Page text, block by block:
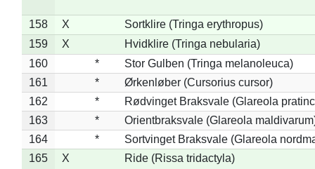
158 X
Sortklire (Tringa erythropus)
159
X
Hvidklire (Tringa nebularia)
160
*
Stor Gulben (Tringa melanoleuca)
161
*
Ørkenløber (Cursorius cursor)
162
*
Rødvinget Braksvale (Glareola
163
*
Orientbraksvale (Glareola
164
*
Sortvinget Braksvale (Glareola
165
X Ride (Rissa tridactyla)